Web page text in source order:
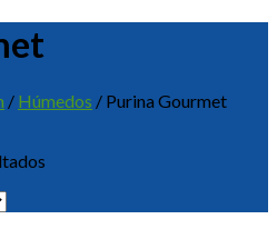
/ Húmedos / Purina Gourmet